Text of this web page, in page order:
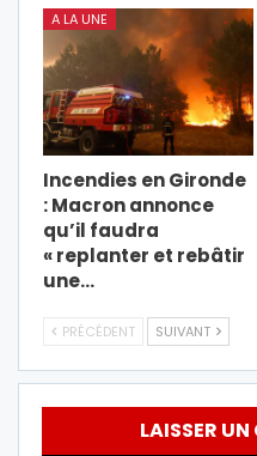
A LA UNE
Incendies en Gironde
: Macron annonce
qu’il faudra
« replanter et rebâtir
une…
PRÉCÉDENT SUIVANT
LAISSER